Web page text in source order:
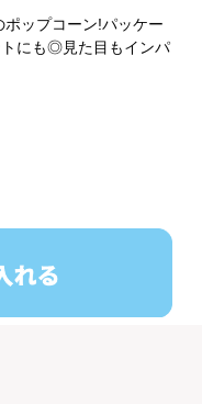
ップコーン!パッケー
にも◎見た目もインパ